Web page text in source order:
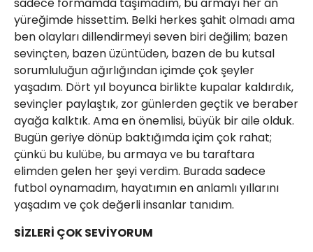
yüreğimde hissettim. Belki herkes şahit olmadı ama
ben olayları dillendirmeyi seven biri değilim; bazen
sevinçten, bazen üzüntüden, bazen de bu kutsal
sorumluluğun ağırlığından içimde çok şeyler
yaşadım. Dört yıl boyunca birlikte kupalar kaldırdık,
sevinçler paylaştık, zor günlerden geçtik ve beraber
ayağa kalktık. Ama en önemlisi, büyük bir aile olduk.
Bugün geriye dönüp baktığımda içim çok rahat;
çünkü bu kulübe, bu armaya ve bu taraftara
elimden gelen her şeyi verdim. Burada sadece
futbol oynamadım, hayatımın en anlamlı yıllarını
yaşadım ve çok değerli insanlar tanıdım.
SİZLERİ ÇOK SEVİYORUM